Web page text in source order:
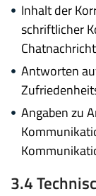
Inhalt der
schriftlicher
Antworten
Angaben zu
3.4